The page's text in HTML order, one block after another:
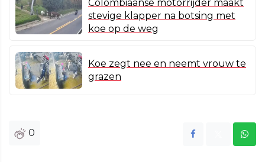
Colombiaanse motorrijder maakt
stevige klapper na botsing met
koe op de weg
Koe zegt nee en neemt vrouw te
grazen
0